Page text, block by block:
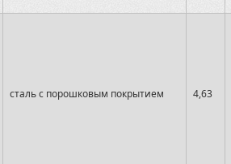
сталь с порошковым покрытием 4,63